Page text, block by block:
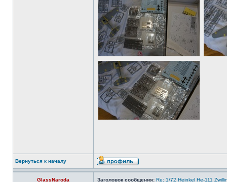
Вернуться к началу
GlassNaroda Заголовок сообщения: Re: 1/72 Heinkel He-111